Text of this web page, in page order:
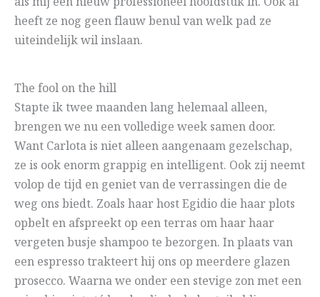
heeft ze nog geen flauw benul van welk pad ze
uiteindelijk wil inslaan.
The fool on the hill
Stapte ik twee maanden lang helemaal alleen,
brengen we nu een volledige week samen door.
Want Carlota is niet alleen aangenaam gezelschap,
ze is ook enorm grappig en intelligent. Ook zij neemt
volop de tijd en geniet van de verrassingen die de
weg ons biedt. Zoals haar host Egidio die haar plots
opbelt en afspreekt op een terras om haar haar
vergeten busje shampoo te bezorgen. In plaats van
een espresso trakteert hij ons op meerdere glazen
prosecco. Waarna we onder een stevige zon met een